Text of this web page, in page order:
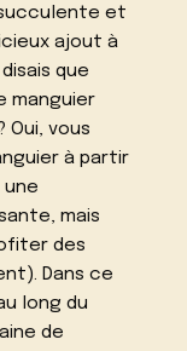
et
ajout à
que
manguier
vous
à partir
une
mais
des
Dans ce
long du
de